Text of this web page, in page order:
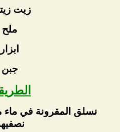
زيت
ملح
ابزار
جبن
نسلق المقرونة في